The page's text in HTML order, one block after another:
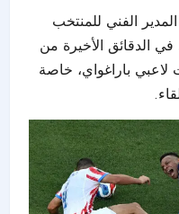
الفني للمنتخب
الدقائق الأخيرة من
لاعبي باراغواي، خاصة